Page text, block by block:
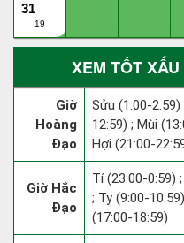
31
19
XEM TỐT
Giờ
Hoàng
Đạo
Sửu (1:00-
12:59) ; Mùi
Hợi (21:00-
Giờ Hắc
Đạo
Tí (23:00-0:59)
; Tỵ (9:00-
(17:00-18:59)